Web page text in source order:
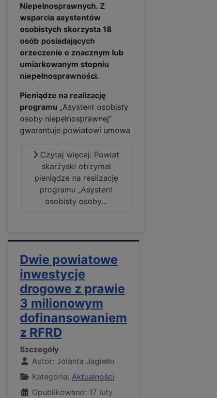
Niepełnosprawnych. Z
wsparcia asystentów
osobistych skorzysta 18
osób posiadających
orzeczenie o znacznym lub
umiarkowanym stopniu
niepełnosprawności.
Pieniądze na realizację
programu „Asystent osobisty
osoby niepełnosprawnej”
gwarantuje powiatowi umowa
Czytaj więcej: Powiat
skarżyski otrzymał
pieniądze na realizację
programu „Asystent
osobisty osoby...
Dwie powiatowe
inwestycje
drogowe z prawie
3 milionowym
dofinansowaniem
z RFRD
Szczegóły
Autor: Jolanta Jagiełło
Kategoria: Aktualności
Opublikowano: 17 luty